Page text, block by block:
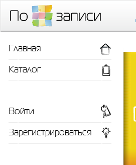
Главная
Каталог
Войти
Зарегистрироваться